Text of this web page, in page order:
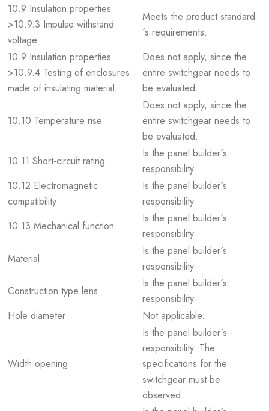
10.9 Insulation properties
>10.9.3 Impulse withstand
voltage
Meets the product standard
´s requirements.
10.9 Insulation properties
>10.9.4 Testing of enclosures
made of insulating material
Does not apply, since the
entire switchgear needs to
be evaluated.
10.10 Temperature rise
Does not apply, since the
entire switchgear needs to
be evaluated.
10.11 Short-circuit rating
Is the panel builder´s
responsibility.
10.12 Electromagnetic
compatibility
Is the panel builder´s
responsibility.
10.13 Mechanical function
Is the panel builder´s
responsibility.
Material
Is the panel builder´s
responsibility.
Construction type lens
Is the panel builder´s
responsibility.
Hole diameter
Not applicable.
Width opening
Is the panel builder´s
responsibility. The
specifications for the
switchgear must be
observed.